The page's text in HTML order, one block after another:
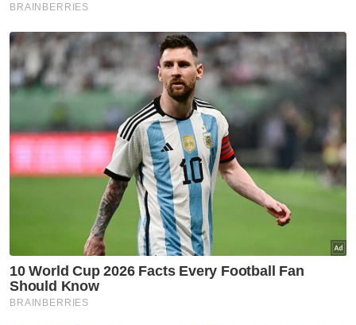
Mesyuarat Majlis Negara Bagi Kerajaan
Tempatan (MNKT) kali ke-84 yang
dijadualkan berlangsung pada 14 November
bagi tujuan rundingan dan penerimapakaian
oleh pihak berkuasa negeri dan PBT di
seluruh negara.
Artikel Berkaitan:
Negeri Sembilan keluar garis panduan tapak
perkhemahan - Exco
Kabinet lulus cadangan pindaan Akta Perlindungan
Data Peribadi
Tiada sekolah terkecuali garis panduan DLP -
Fadhlina
Buku garis panduan itu akan diedarkan ke